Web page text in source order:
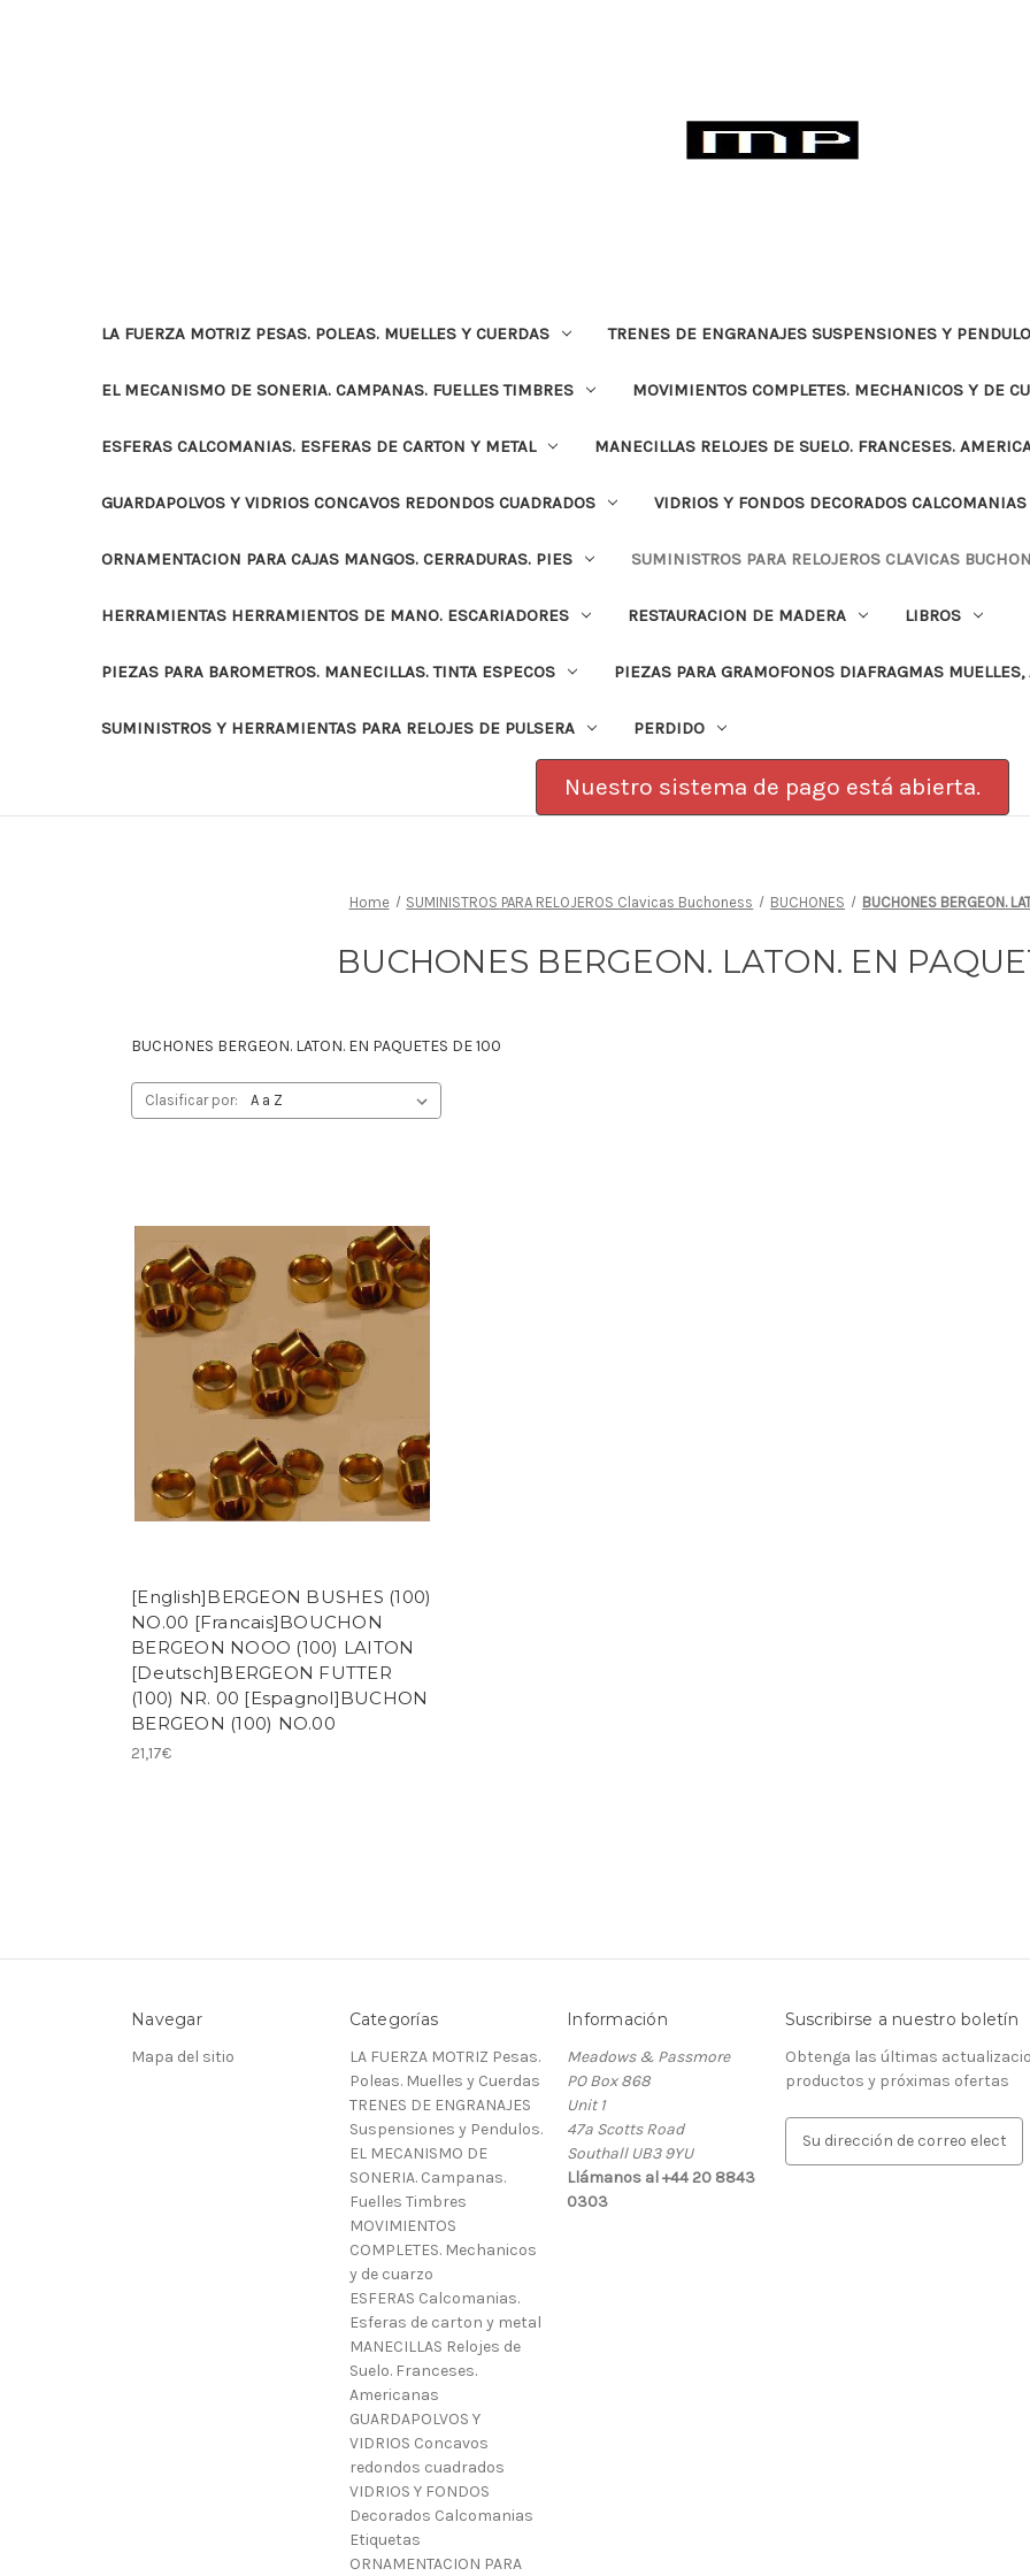
LA FUERZA MOTRIZ PESAS. POLEAS. MUELLES Y CUERDAS TRENES DE ENGRANAJES SUSPENSIONES Y
EL MECANISMO DE SONERIA. CAMPANAS. FUELLES TIMBRES MOVIMIENTOS COMPLETES. MECHANICOS Y DE
ESFERAS CALCOMANIAS. ESFERAS DE CARTON Y METAL MANECILLAS RELOJES DE SUELO. FRANCESES.
GUARDAPOLVOS Y VIDRIOS CONCAVOS REDONDOS CUADRADOS VIDRIOS Y FONDOS DECORADOS CALCOMANIAS
ORNAMENTACION PARA CAJAS MANGOS. CERRADURAS. PIES SUMINISTROS PARA RELOJEROS CLAVICAS
HERRAMIENTAS HERRAMIENTOS DE MANO. ESCARIADORES RESTAURACION DE MADERA LIBROS
PIEZAS PARA BAROMETROS. MANECILLAS. TINTA ESPECOS PIEZAS PARA GRAMOFONOS DIAFRAGMAS MUELLES,
SUMINISTROS Y HERRAMIENTAS PARA RELOJES DE PULSERA PERDIDO
Nuestro sistema de pago está abierta.
Home SUMINISTROS PARA RELOJEROS Clavicas Buchoness BUCHONES BUCHONES BERGEON.
BUCHONES BERGEON. LATON. EN
BUCHONES BERGEON. LATON. EN PAQUETES DE 100
Clasificar por:
[English]BERGEON BUSHES (100)
NO.00 [Francais]BOUCHON
BERGEON NOOO (100) LAITON
[Deutsch]BERGEON FUTTER
(100) NR. 00 [Espagnol]BUCHON
BERGEON (100) NO.00
21,17€
Navegar
Mapa del sitio
Categorías
LA FUERZA MOTRIZ Pesas.
Poleas. Muelles y Cuerdas
TRENES DE ENGRANAJES
Suspensiones y Pendulos.
EL MECANISMO DE
SONERIA. Campanas.
Fuelles Timbres
MOVIMIENTOS
COMPLETES. Mechanicos
y de cuarzo
ESFERAS Calcomanias.
Esferas de carton y metal
MANECILLAS Relojes de
Suelo. Franceses.
Americanas
GUARDAPOLVOS Y
VIDRIOS Concavos
redondos cuadrados
VIDRIOS Y FONDOS
Decorados Calcomanias
Etiquetas
ORNAMENTACION PARA
Información
Meadows & Passmore
PO Box 868
Unit 1
47a Scotts Road
Southall UB3 9YU
Llámanos al +44 20 8843
0303
Suscribirse a nuestro boletín
Obtenga las últimas
productos y próximas ofertas